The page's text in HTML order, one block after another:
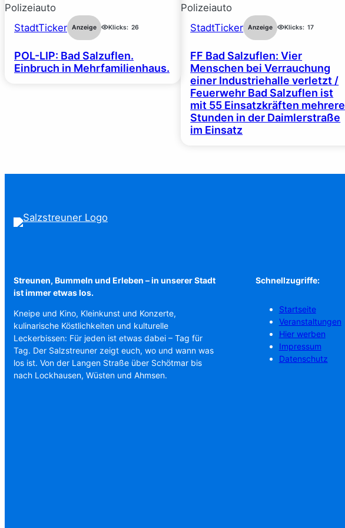
StadtTicker Anzeige Klicks: 26
POL-LIP: Bad Salzuflen.
Einbruch in Mehrfamilienhaus.
StadtTicker Anzeige Klicks: 17
FF Bad Salzuflen: Vier
Menschen bei Verrauchung
einer Industriehalle verletzt /
Feuerwehr Bad Salzuflen ist
mit 55 Einsatzkräften mehrere
Stunden in der Daimlerstraße
im Einsatz
Streunen, Bummeln und Erleben – in unserer Stadt
ist immer etwas los.
Kneipe und Kino, Kleinkunst und Konzerte,
kulinarische Köstlichkeiten und kulturelle
Leckerbissen: Für jeden ist etwas dabei – Tag für
Tag. Der Salzstreuner zeigt euch, wo und wann was
los ist. Von der Langen Straße über Schötmar bis
nach Lockhausen, Wüsten und Ahmsen.
Schnellzugriffe:
Startseite
Veranstaltungen
Hier werben
Impressum
Datenschutz